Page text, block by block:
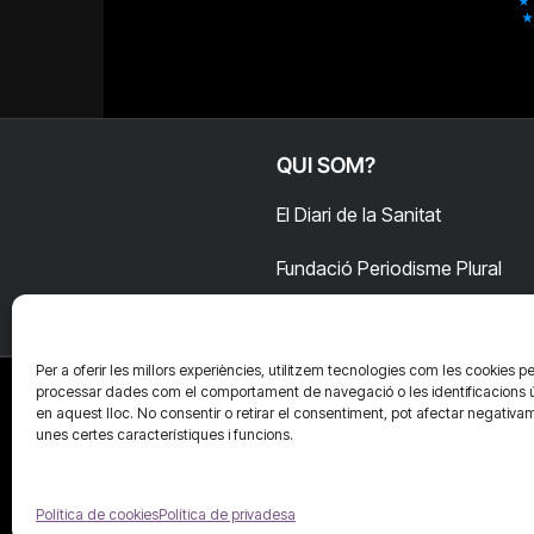
Per a oferir les millors experiències, utilitzem tecnologies com les cookies
processar dades com el comportament de navegació o les identificacions
en aquest lloc. No consentir o retirar el consentiment, pot afectar
unes certes característiques i funcions.
Política de cookiesPolítica de privadesa
QUI SOM?
El Diari de la Sanitat
Fundació Periodisme Plural